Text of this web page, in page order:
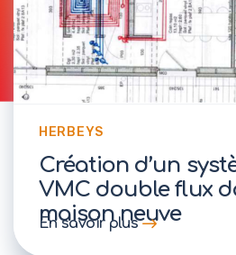
HERBEYS
Création d’un
VMC double flux
maison neuve
En savoir plus